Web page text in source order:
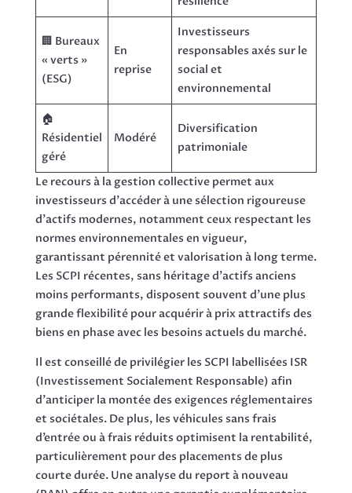
🏢 Bureaux
« verts »
(ESG)
En
reprise
Investisseurs
responsables axés sur le
social et
environnemental
🏠
Résidentiel
géré
Modéré
Diversification
patrimoniale
Le recours à la gestion collective permet aux
investisseurs d’accéder à une sélection rigoureuse
d’actifs modernes, notamment ceux respectant les
normes environnementales en vigueur,
garantissant pérennité et valorisation à long terme.
Les SCPI récentes, sans héritage d’actifs anciens
moins performants, disposent souvent d’une plus
grande flexibilité pour acquérir à prix attractifs des
biens en phase avec les besoins actuels du marché.
Il est conseillé de privilégier les SCPI labellisées ISR
(Investissement Socialement Responsable) afin
d’anticiper la montée des exigences réglementaires
et sociétales. De plus, les véhicules sans frais
d’entrée ou à frais réduits optimisent la rentabilité,
particulièrement pour des placements de plus
courte durée. Une analyse du report à nouveau